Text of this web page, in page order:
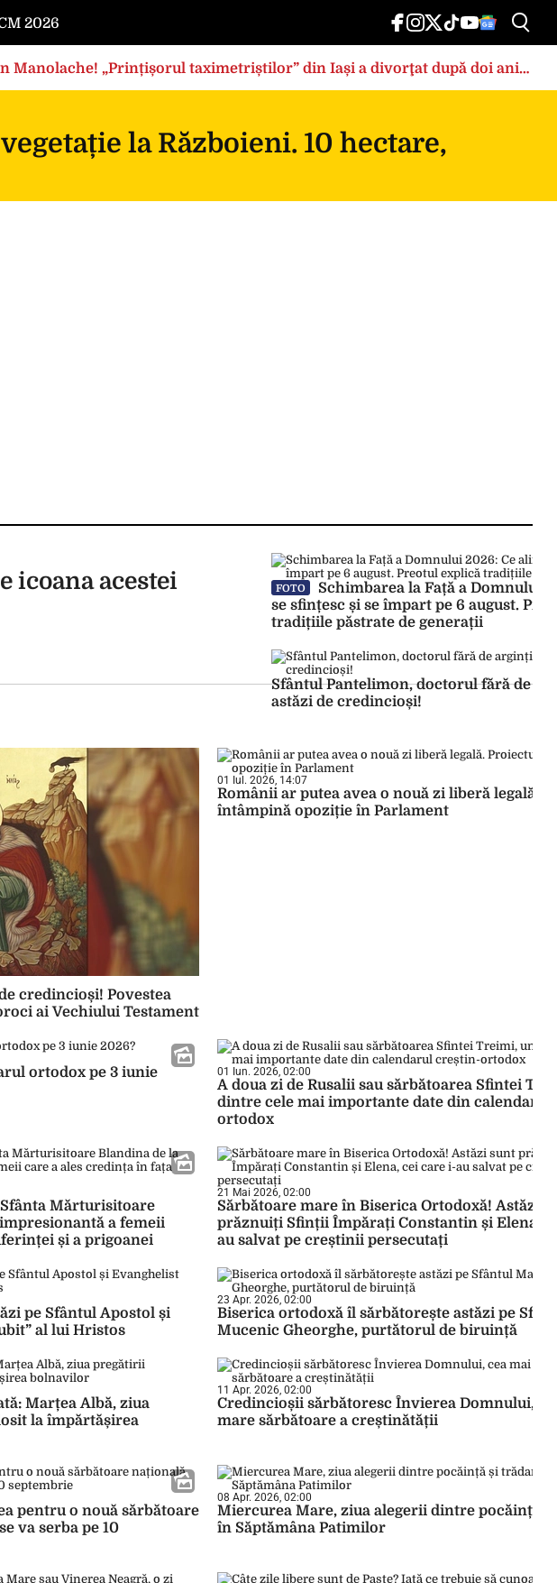
2026
Manolache! „Prințișorul taximetriștilor” din Iași a divorţat după doi ani
la Războieni. 10 hectare,
icoana acestei
FOTO
Schimbarea la Față a Domnului
se sfințesc și se împart pe 6 august.
tradițiile păstrate de generații
Sfântul Pantelimon, doctorul fără de
astăzi de credincioși!
credincioși! Povestea
ai Vechiului Testament
01 Iul. 2026, 14:07
Românii ar putea avea o nouă zi liberă legală.
întâmpină opoziție în Parlament
ortodox pe 3 iunie
01 Iun. 2026, 02:00
A doua zi de Rusalii sau sărbătoarea Sfintei
dintre cele mai importante date din calendarul
ortodox
Mărturisitoare
a femeii
și a prigoanei
21 Mai 2026, 02:00
Sărbătoare mare în Biserica Ortodoxă! Astăzi
prăznuiți Sfinții Împărați Constantin și Elena,
au salvat pe creștinii persecutați
pe Sfântul Apostol și
al lui Hristos
23 Apr. 2026, 02:00
Biserica ortodoxă îl sărbătorește astăzi pe
Mucenic Gheorghe, purtătorul de biruință
Marțea Albă, ziua
la împărtășirea
11 Apr. 2026, 02:00
Credincioșii sărbătoresc Învierea Domnului,
mare sărbătoare a creștinătății
pentru o nouă sărbătoare
va serba pe 10
08 Apr. 2026, 02:00
Miercurea Mare, ziua alegerii dintre pocăință
în Săptămâna Patimilor